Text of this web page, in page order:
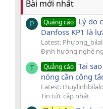
Bài mới nhất
P Quảng cáo Lý do
Danfoss KP1 là
Latest:
Định hướng nghề
T Quảng cáo Tại
nóng cần công
Latest: thuylinhbilalo
Tin tức cập nhật